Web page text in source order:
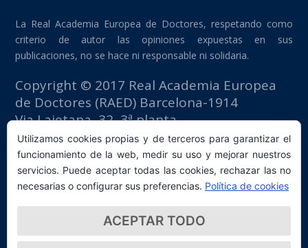
La Real Academia Europea de Doctores, respetando como
criterio de autor las opiniones expuestas en sus
publicaciones, no se hace ni responsable ni solidaria.
Copyright © 2017 Real Academia Europea
de Doctores (RAED) Barcelona-1914
Via Laietana, 32, 3ª planta
Edificio Fomento del Trabajo
08003 Barcelona (España)
tlf: +34 93 667 40 54
secretaria@raed.academy
Contacto y suscripción Newsletter
Política de privacidad
Utilizamos cookies propias y de terceros para garantizar el
funcionamiento de la web, medir su uso y mejorar nuestros
servicios. Puede aceptar todas las cookies, rechazar las no
necesarias o configurar sus preferencias. Política de cookies
ACEPTAR TODO